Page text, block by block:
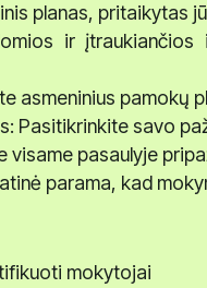
planas, pritaikytas
ir
asmeninius pamokų
Pasitikrinkite savo
visame pasaulyje
parama, kad
mokytojai